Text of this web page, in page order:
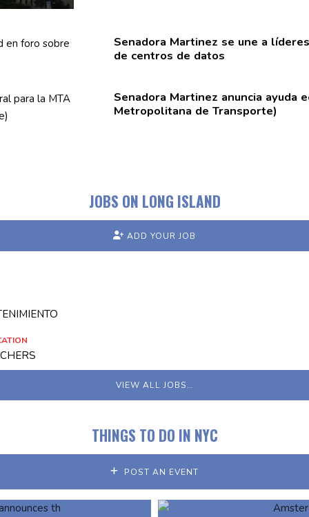
Senadora Martinez se une a
de centros de datos
Senadora Martinez anuncia ayuda
Metropolitana deTransporte)
JOBS ON LONG ISLAND
ADD YOUR JOB
VIEW ALL JOBS…
THINGS TO DO IN NYC
POST AN EVENT